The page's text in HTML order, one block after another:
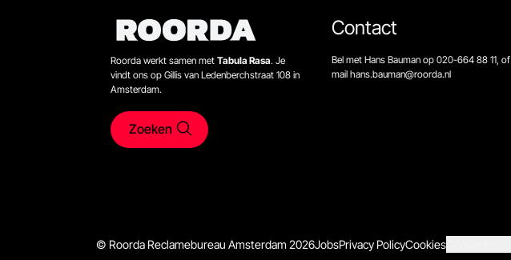
Roorda werkt samen met Tabula Rasa. Je
vindt ons op Gillis van Ledenberchstraat 108 in
Amsterdam.
Zoeken
Contact
Bel met Hans Bauman op 020-664 88 11, of
mail hans.bauman@roorda.nl
© Roorda Reclamebureau Amsterdam 2026JobsPrivacy PolicyCookies